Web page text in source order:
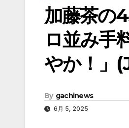
加藤茶の
ロ並み手
やか！」
By gachinews
6月 5, 2025